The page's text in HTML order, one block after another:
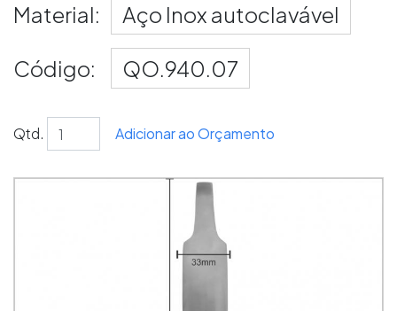
Material: Aço Inox autoclavável
Código: QO.940.07
Qtd. Adicionar ao Orçamento